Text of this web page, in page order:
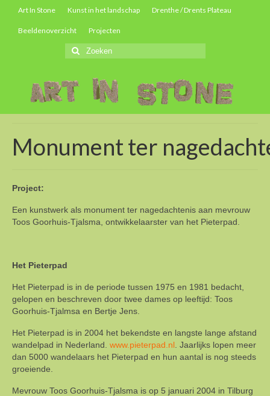
Art In Stone Kunst in het landschap Drenthe / Drents Plateau
Beeldenoverzicht Projecten
Zoeken
naar:
Monument ter
Project:
Een kunstwerk als monument ter nagedachtenis aan mevrouw
Toos Goorhuis-Tjalsma, ontwikkelaarster van het Pieterpad.
Het Pieterpad
Het Pieterpad is in de periode tussen 1975 en 1981 bedacht,
gelopen en beschreven door twee dames op leeftijd: Toos
Goorhuis-Tjalmsa en Bertje Jens.
Het Pieterpad is in 2004 het bekendste en langste lange afstand
wandelpad in Nederland. www.pieterpad.nl . Jaarlijks lopen meer
dan 5000 wandelaars het Pieterpad en hun aantal is nog steeds
groeiende.
Mevrouw Toos Goorhuis-Tjalsma is op 5 januari 2004 in Tilburg